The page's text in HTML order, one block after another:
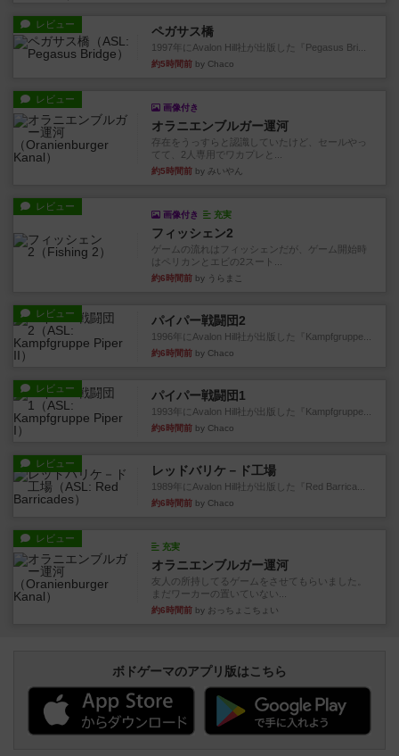
レビュー ペガサス橋
1997年にAvalon Hill社が出版した『Pegasus Bri...
約5時間前 by Chaco
レビュー
画像付き
オラニエンブルガー運河
存在をうっすらと認識していたけど、セールやっ
てて、2人専用でワカプレと...
約5時間前 by みいやん
レビュー
画像付き 充実
フィッシェン2
ゲームの流れはフィッシェンだが、ゲーム開始時
はペリカンとエビの2スート...
約6時間前 by うらまこ
レビュー パイパー戦闘団2
1996年にAvalon Hill社が出版した『Kampfgruppe...
約6時間前 by Chaco
レビュー パイパー戦闘団1
1993年にAvalon Hill社が出版した『Kampfgruppe...
約6時間前 by Chaco
レビュー レッドバリケ－ド工場
1989年にAvalon Hill社が出版した『Red Barrica...
約6時間前 by Chaco
レビュー
充実
オラニエンブルガー運河
友人の所持してるゲームをさせてもらいました。
まだワーカーの置いていない...
約6時間前 by おっちょこちょい
ボドゲーマのアプリ版はこちら